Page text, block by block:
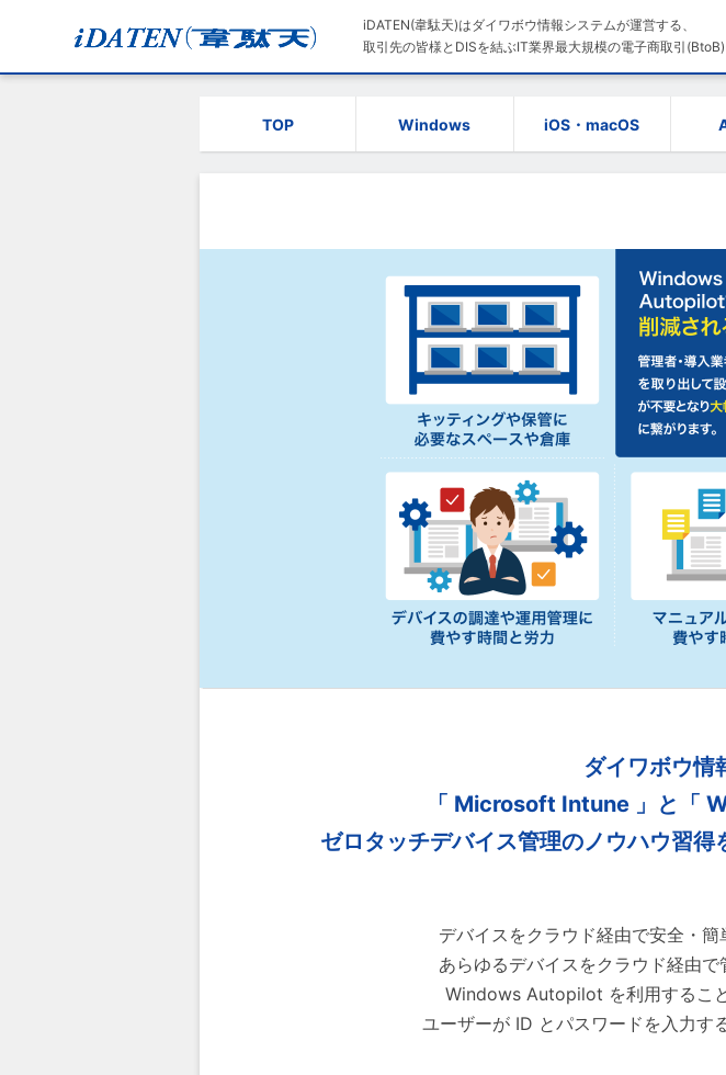
iDATEN(韋駄天)はダイワボウ情報システムが運営する、
取引先の皆様とDISを結ぶIT業界最大規模の電子商取引(BtoB)
TOP Windows iOS・macOS
ダイワボウ情
「 Microsoft Intune 」と
「
ゼロタッチデバイス管理のノウハウ習得
デバイスをクラウド経由で安全・
あらゆるデバイスをクラウド経由で
Windows Autopilot を利用するこ
ユーザーが ID とパスワードを入力す